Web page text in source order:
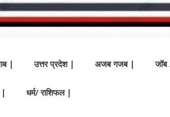
| उत्तर प्रदेश | अजब गजब |
| धर्म/ राशिफल |